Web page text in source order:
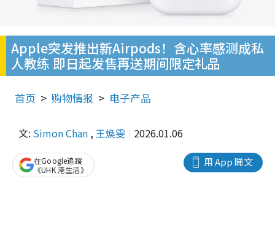
Apple突发推出新Airpods！含心率感测成私
人教练 即日起发售再送期间限定礼品
首页 购物情报 电子产品
文: Simon Chan ,王煥雯 2026.01.06
用 App 睇文
在Google追蹤
《UHK 港生活》